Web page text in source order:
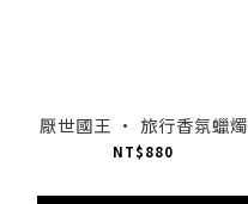
厭世國王 · 旅行香氛蠟燭
NT$880